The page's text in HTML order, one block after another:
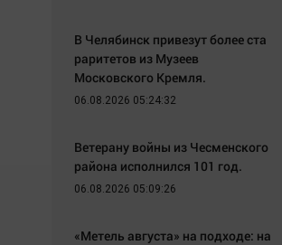
В Челябинск привезут более ста
раритетов из Музеев
Московского Кремля.
06.08.2026 05:24:32
Ветерану войны из Чесменского
района исполнился 101 год.
06.08.2026 05:09:26
«Метель августа» на подходе: на